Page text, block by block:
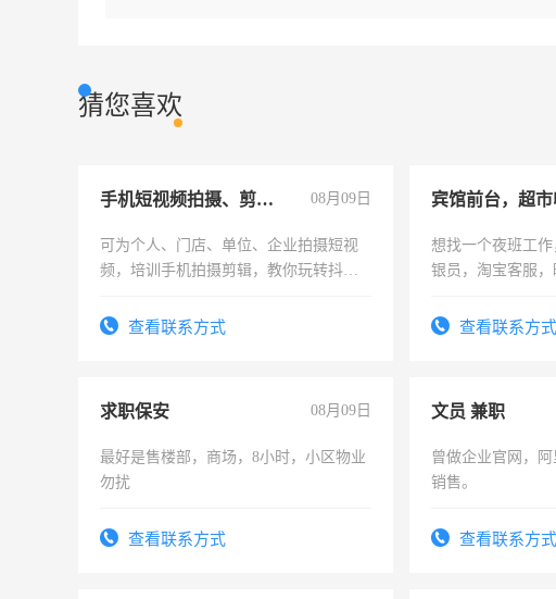
猜您喜欢
手机短视频拍摄、剪辑、抖音快手 08月09日
可为个人、门店、单位、企业拍摄短视
频，培训手机拍摄剪辑，教你玩转抖音
频，培训手机拍摄剪辑，教你玩转抖
查看联系方式
想找一个夜班工
银员，淘宝客服
号同微信查看联系方式
求职保安 08月09日
最好是售楼部，商场，8小时，小区物业
勿扰
查看联系方式
文员 兼职
曾做企业官网，
销售。
查看联系方式